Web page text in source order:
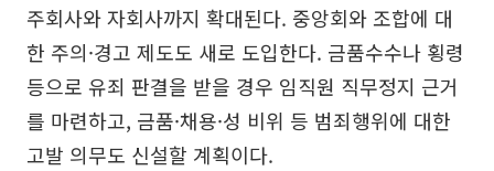
주회사와 자회사까지 확대된다. 중앙회와 조합에 대
한 주의·경고 제도도 새로 도입한다. 금품수수나 횡령
등으로 유죄 판결을 받을 경우 임직원 직무정지 근거
를 마련하고, 금품·채용·성 비위 등 범죄행위에 대한
고발 의무도 신설할 계획이다.